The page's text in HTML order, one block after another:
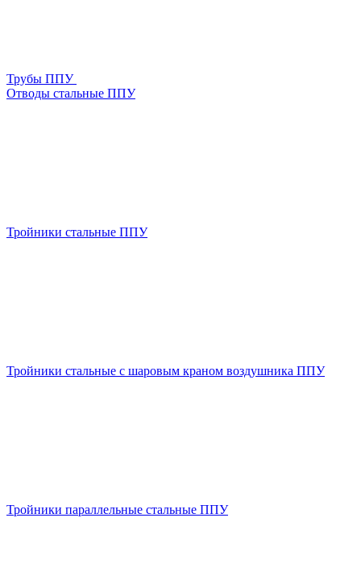
Трубы ППУ
Отводы стальные ППУ
Тройники стальные ППУ
Тройники стальные с шаровым краном воздушника ППУ
Тройники параллельные стальные ППУ